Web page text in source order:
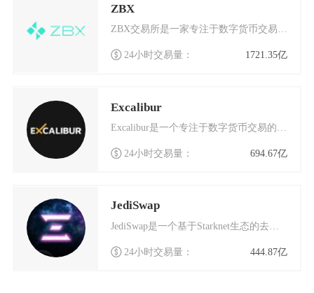
ZBX
ZBX交易所是一家专注于数字货币交易的全球化平台，自成立以来凭借其安全、高效的服务在行业内
24小时交易量： 1721.35亿
Excalibur
24小时交易量： 694.67亿
JediSwap
JediSwap是一个基于Starknet生态的去中心化数字货币交易平台，它采用了完全由社
24小时交易量： 444.87亿